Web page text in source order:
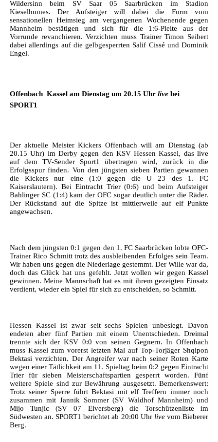
Wildersinn beim SV Saar 05 Saarbrücken im Stadion
Kieselhumes. Der Aufsteiger will dabei die Form vom
sensationellen Heimsieg am vergangenen Wochenende gegen
Mannheim bestätigen und sich für die 1:6-Pleite aus der
Vorrunde revanchieren. Verzichten muss Trainer Timon Seibert
dabei allerdings auf die gelbgesperrten Salif Cissé und Dominik
Engel.
Offenbach  Kassel am Dienstag um 20.15 Uhr live bei
SPORT1
Der aktuelle Meister Kickers Offenbach will am Dienstag (ab
20.15 Uhr) im Derby gegen den KSV Hessen Kassel, das live
auf dem TV-Sender Sport1 übertragen wird, zurück in die
Erfolgsspur finden. Von den jüngsten sieben Partien gewannen
die Kickers nur eine (1:0 gegen die U 23 des 1. FC
Kaiserslautern). Bei Eintracht Trier (0:6) und beim Aufsteiger
Bahlinger SC (1:4) kam der OFC sogar deutlich unter die Räder.
Der Rückstand auf die Spitze ist mittlerweile auf elf Punkte
angewachsen.
Nach dem jüngsten 0:1 gegen den 1. FC Saarbrücken lobte OFC-
Trainer Rico Schmitt trotz des ausbleibenden Erfolges sein Team.
Wir haben uns gegen die Niederlage gestemmt. Der Wille war da,
doch das Glück hat uns gefehlt. Jetzt wollen wir gegen Kassel
gewinnen. Meine Mannschaft hat es mit ihrem gezeigten Einsatz
verdient, wieder ein Spiel für sich zu entscheiden, so Schmitt.
Hessen Kassel ist zwar seit sechs Spielen unbesiegt. Davon
endeten aber fünf Partien mit einem Unentschieden. Dreimal
trennte sich der KSV 0:0 von seinen Gegnern. In Offenbach
muss Kassel zum vorerst letzten Mal auf Top-Torjäger Shqipon
Bektasi verzichten. Der Angreifer war nach seiner Roten Karte
wegen einer Tätlichkeit am 11. Spieltag beim 0:2 gegen Eintracht
Trier für sieben Meisterschaftspartien gesperrt worden. Fünf
weitere Spiele sind zur Bewährung ausgesetzt. Bemerkenswert:
Trotz seiner Sperre führt Bektasi mit elf Treffern immer noch
zusammen mit Jannik Sommer (SV Waldhof Mannheim) und
Mijo Tunjic (SV 07 Elversberg) die Torschützenliste im
Südwesten an. SPORT1 berichtet ab 20:00 Uhr livevom Bieberer
Berg.